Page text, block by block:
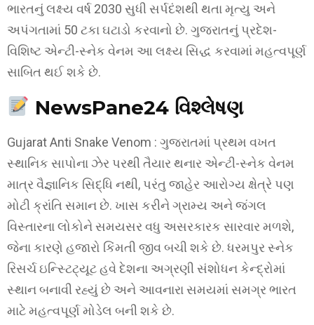
ભારતનું લક્ષ્ય વર્ષ 2030 સુધી સર્પદંશથી થતા મૃત્યુ અને
અપંગતામાં 50 ટકા ઘટાડો કરવાનો છે. ગુજરાતનું પ્રદેશ-
વિશિષ્ટ એન્ટી-સ્નેક વેનમ આ લક્ષ્ય સિદ્ધ કરવામાં મહત્વપૂર્ણ
સાબિત થઈ શકે છે.
NewsPane24 વિશ્લેષણ
Gujarat Anti Snake Venom : ગુજરાતમાં પ્રથમ વખત
સ્થાનિક સાપોના ઝેર પરથી તૈયાર થનાર એન્ટી-સ્નેક વેનમ
માત્ર વૈજ્ઞાનિક સિદ્ધિ નથી, પરંતુ જાહેર આરોગ્ય ક્ષેત્રે પણ
મોટી ક્રાંતિ સમાન છે. ખાસ કરીને ગ્રામ્ય અને જંગલ
વિસ્તારના લોકોને સમયસર વધુ અસરકારક સારવાર મળશે,
જેના કારણે હજારો કિંમતી જીવ બચી શકે છે. ધરમપુર સ્નેક
રિસર્ચ ઇન્સ્ટિટ્યૂટ હવે દેશના અગ્રણી સંશોધન કેન્દ્રોમાં
સ્થાન બનાવી રહ્યું છે અને આવનારા સમયમાં સમગ્ર ભારત
માટે મહત્વપૂર્ણ મોડેલ બની શકે છે.